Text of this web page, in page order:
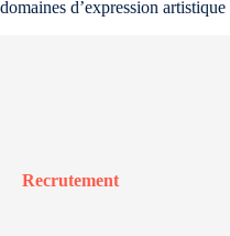
domaines d’expression artistique
Recrutement